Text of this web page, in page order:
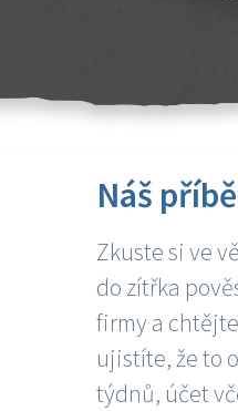
Náš
Zkuste si ve
do zítřka
firmy a
ujistíte, že to
týdnů, účet